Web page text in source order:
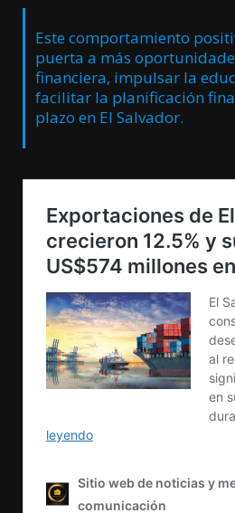
Este comportamiento
puerta a más
financiera, impulsar la
facilitar la planificación
plazo en El Salvador.